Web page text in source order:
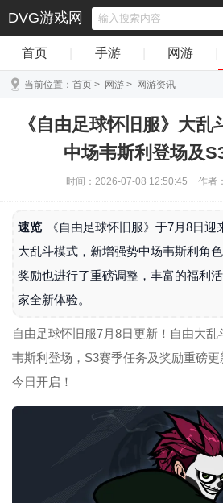
DVG游戏网
首页 手游 网游
当前位置： 首页 > 网游 > 网游资讯
《自由足球怀旧服》大
中场韦斯利登场及
时间：2026-07-08 12:50:45 作者
速览
《自由足球怀旧服》于7月8日
大乱斗模式，新增强势中场韦斯利角
奖励也进行了重磅调整，丰富的福利
家全新体验。
自由足球怀旧服7月8日更新！自由大
韦斯利登场，S3赛季任务及奖励重磅
今日开启！